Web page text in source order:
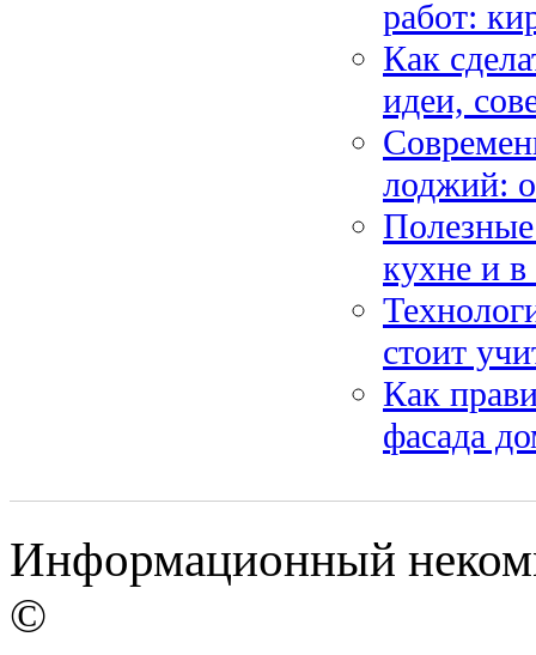
работ:
Как
идеи,
лоджий:
кухне и
стоит
Как
фасада
Информационный
©